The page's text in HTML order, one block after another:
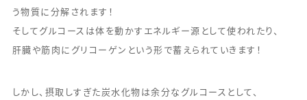
う物質に分解されます！
そしてグルコースは体を動かすエネルギー源として使われたり、
肝臓や筋肉にグリコーゲンという形で蓄えられていきます！
しかし、摂取しすぎた炭水化物は余分なグルコースとして、